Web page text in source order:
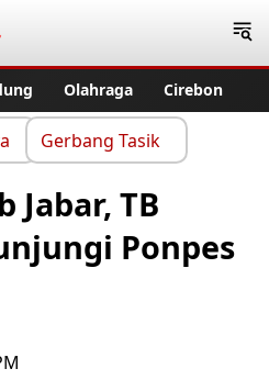
Olahraga Cirebon
Gerbang Tasik
Jabar, TB
Ponpes